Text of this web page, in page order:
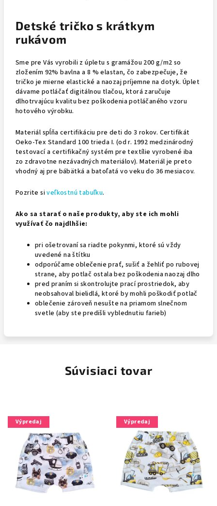
Detské tričko s krátkym
rukávom
Sme pre Vás vyrobili z úpletu s gramážou 200 g/m2 so
zložením 92% bavlna a 8 % elastan, čo zabezpečuje, že
tričko je mierne elastické a naozaj príjemne na dotyk. Úplet
dávame potláčať digitálnou tlačou, ktorá zaručuje
dlhotrvajúcu kvalitu bez poškodenia potláčaného vzoru
hotového výrobku.
Materiál spĺňa certifikáciu pre deti do 3 rokov. Certifikát
Oeko-Tex Standard 100 trieda I. (od r. 1992 medzinárodný
testovací a certifikačný systém pre textílie vyrobené iba
zo zdravotne nezávadných materiálov). Materiál je preto
vhodný aj pre bábätká a batoľatá vo veku do 36 mesiacov.
Pozrite siveľkostnú tabuľku.
Ako sa starať o naše produkty, aby ste ich mohli
využívať čo najdlhšie:
pri ošetrovaní sa riadte pokynmi, ktoré sú vždy
uvedené na štítku
odporúčame oblečenie prať, sušiť a žehliť po rubovej
strane, aby potlač ostala bez poškodenia naozaj dlho
pred praním si skontrolujte prací prostriedok, aby
neobsahoval bielidlá, ktoré by mohli poškodiť potlač
oblečenie zároveň nesušte na priamom slnečnom
svetle (aby ste predišli vyblednutiu farieb)
Súvisiaci tovar
Výpredaj Výpredaj